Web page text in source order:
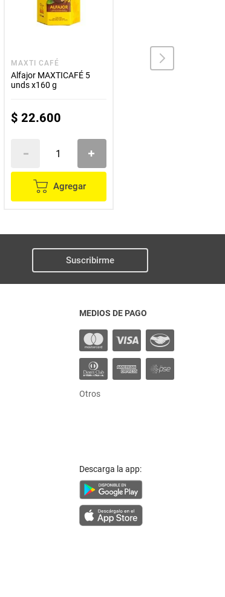
MAXTI CAFÉ
Alfajor MAXTICAFÉ 5
unds x160 g
$ 22.600
Agregar
MENTOS
Suscribirme
MEDIOS DE PAGO
Otros
Descarga la app: